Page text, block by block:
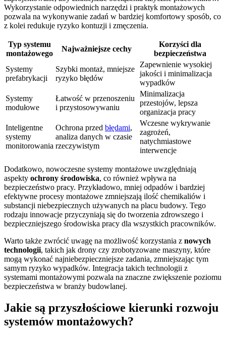
Wykorzystanie odpowiednich narzędzi i praktyk montażowych
pozwala na wykonywanie zadań w bardziej komfortowy sposób, co
z kolei redukuje ryzyko kontuzji i zmęczenia.
Typ systemu
montażowego
Najważniejsze cechy
Korzyści dla
bezpieczeństwa
Systemy
prefabrykacji
Szybki montaż, mniejsze
ryzyko błędów
Zapewnienie wysokiej
jakości i minimalizacja
wypadków
Systemy
modułowe
Łatwość w przenoszeniu
i przystosowywaniu
Minimalizacja
przestojów, lepsza
organizacja pracy
Inteligentne
systemy
monitorowania
Ochrona przed błędami,
analiza danych w czasie
rzeczywistym
Wczesne wykrywanie
zagrożeń,
natychmiastowe
interwencje
Dodatkowo, nowoczesne systemy montażowe uwzględniają
aspekty ochrony środowiska, co również wpływa na
bezpieczeństwo pracy. Przykładowo, mniej odpadów i bardziej
efektywne procesy montażowe zmniejszają ilość chemikaliów i
substancji niebezpiecznych używanych na placu budowy. Tego
rodzaju innowacje przyczyniają się do tworzenia zdrowszego i
bezpieczniejszego środowiska pracy dla wszystkich pracowników.
Warto także zwrócić uwagę na możliwość korzystania z nowych
technologii, takich jak drony czy zrobotyzowane maszyny, które
mogą wykonać najniebezpieczniejsze zadania, zmniejszając tym
samym ryzyko wypadków. Integracja takich technologii z
systemami montażowymi pozwala na znaczne zwiększenie poziomu
bezpieczeństwa w branży budowlanej.
Jakie są przyszłościowe kierunki rozwoju
systemów montażowych?